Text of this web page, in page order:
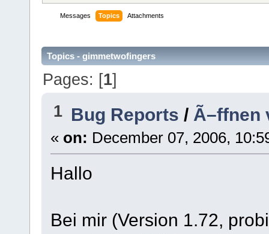
Messages Topics Attachments
Topics - gimmetwofingers
Pages: [1]
1 Bug Reports / Ã–ffnen
« on: December 07, 2006,
Hallo
Bei mir (Version 1.72,